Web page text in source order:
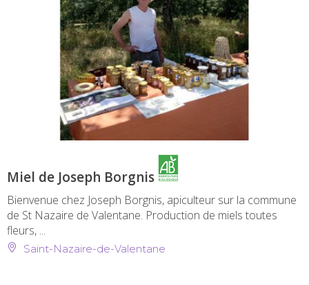
Miel de Joseph Borgnis
Bienvenue chez Joseph Borgnis, apiculteur sur la commune
de St Nazaire de Valentane. Production de miels toutes
fleurs, ...
Saint-Nazaire-de-Valentane